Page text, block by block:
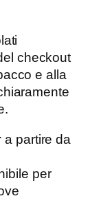
checkout
e alla
a partire da
per